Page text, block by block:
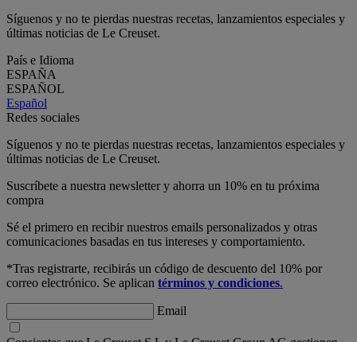
Síguenos y no te pierdas nuestras recetas, lanzamientos especiales y
últimas noticias de Le Creuset.
País e Idioma
ESPAÑA
ESPAÑOL
Español
Redes sociales
Síguenos y no te pierdas nuestras recetas, lanzamientos especiales y
últimas noticias de Le Creuset.
Suscríbete a nuestra newsletter y ahorra un 10% en tu próxima
compra
Sé el primero en recibir nuestros emails personalizados y otras
comunicaciones basadas en tus intereses y comportamiento.
*Tras registrarte, recibirás un código de descuento del 10% por
correo electrónico. Se aplican términos y condiciones.
Email